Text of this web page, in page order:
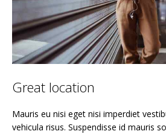
Great location
Mauris eu nisi eget nisi imperdiet
vehicula risus. Suspendisse id mauris